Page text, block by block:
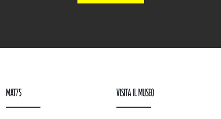
mAT75 Visita il museo